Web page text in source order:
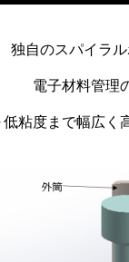
独自のスパイラ
電子材料管理
粘度まで幅広く